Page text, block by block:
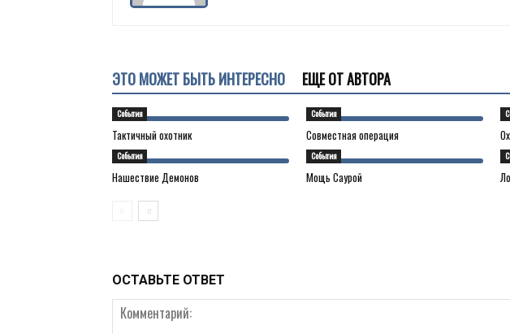
ЭТО МОЖЕТ БЫТЬ ИНТЕРЕСНО ЕЩЕ ОТ АВТОРА
События
Тактичный охотник
События
Совместная операция
События
Нашествие Демонов
События
Мощь Саурой
ОСТАВЬТЕ ОТВЕТ